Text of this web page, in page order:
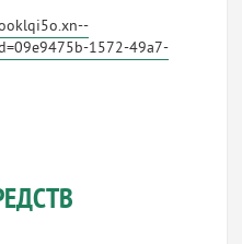
1572-49a7-